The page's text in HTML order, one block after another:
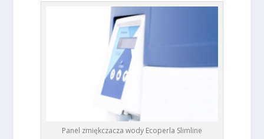
Panel zmiękczacza wody Ecoperla Slimline